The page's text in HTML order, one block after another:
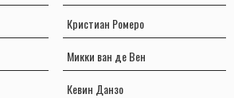
Кристиан Ромеро
Микки ван де Вен
Кевин Данзо